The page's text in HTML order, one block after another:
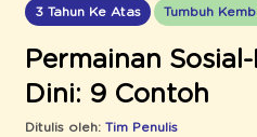
3 Tahun Ke Atas Tumbuh
Permainan
Dini: 9 Contoh
Ditulis oleh: Tim Penulis